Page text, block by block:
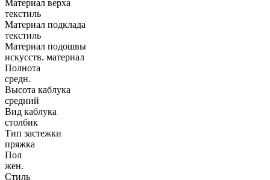
Материал верха
текстиль
Материал подклада
текстиль
Материал подошвы
искусств. материал
Полнота
средн.
Высота каблука
средний
Вид каблука
столбик
Тип застежки
пряжка
Пол
жен.
Стиль